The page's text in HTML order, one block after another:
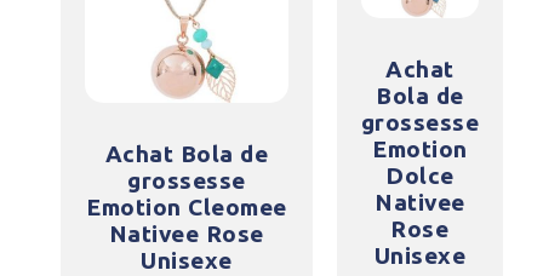
Achat Bola de
grossesse
Emotion Cleomee
Nativee Rose
Unisexe
Achat
Bola de
grossesse
Emotion
Dolce
Nativee
Rose
Unisexe